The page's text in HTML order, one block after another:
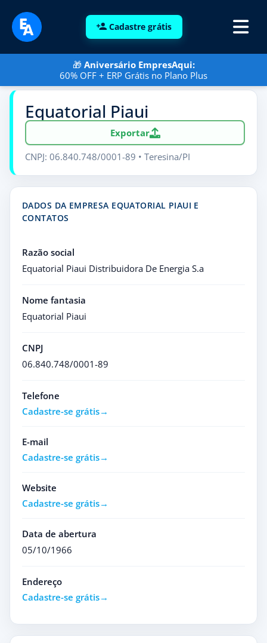
Cadastre grátis
🎁 Aniversário EmpresAqui:
60% OFF + ERP Grátis no Plano Plus
Equatorial Piaui
Exportar
CNPJ: 06.840.748/0001-89 • Teresina/PI
DADOS DA EMPRESA EQUATORIAL PIAUI E
CONTATOS
Razão social
Equatorial Piaui Distribuidora De Energia S.a
Nome fantasia
Equatorial Piaui
CNPJ
06.840.748/0001-89
Telefone
Cadastre-se grátis
E-mail
Cadastre-se grátis
Website
Cadastre-se grátis
Data de abertura
05/10/1966
Endereço
Cadastre-se grátis